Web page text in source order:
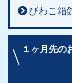
びわこ箱
１ヶ月先の